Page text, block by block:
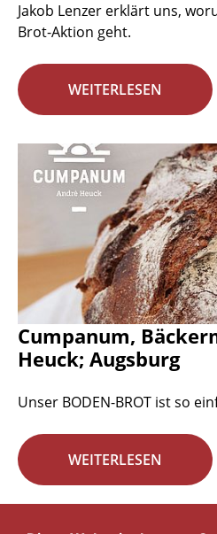
Jakob Lenzer erklärt uns,
Brot-Aktion geht.
WEITERLESEN
Cumpanum,
Heuck; Augsburg
Unser BODEN-BROT ist so
WEITERLESEN